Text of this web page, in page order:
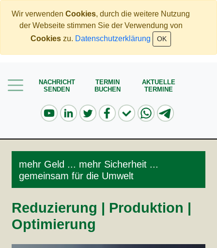
Wir verwenden Cookies, durch die weitere Nutzung
der Webseite stimmen Sie der Verwendung von
Cookies zu. Datenschutzerklärung OK
NACHRICHT
SENDEN
TERMIN
BUCHEN
AKTUELLE
TERMINE
Mehr Geld verdienen
Meine Angebote
mehr Geld ... mehr Sicherheit ...
gemeinsam für die Umwelt
Reduzierung | Produktion |
Optimierung